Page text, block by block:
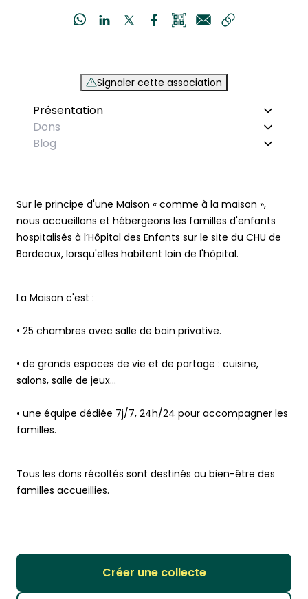
Signaler cette association
Présentation
Dons
Blog
Sur le principe d'une Maison « comme à la maison »,
nous accueillons et hébergeons les familles d'enfants
hospitalisés à l’Hôpital des Enfants sur le site du CHU de
Bordeaux, lorsqu'elles habitent loin de l'hôpital.
• de grands espaces de vie et de partage : cuisine,
• une équipe dédiée 7j/7, 24h/24 pour accompagner les
familles.
Tous les dons récoltés sont destinés au bien-être des
familles accueillies.
Créer une collecte